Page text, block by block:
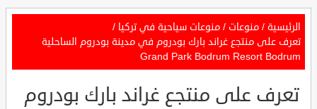
الرئيسية / منوعات / منوعات سياحية في تركيا /
تعرف على منتجع غراند بارك بودروم في مدينة بودروم الساحلية
Grand Park Bodrum Resort Bodrum
تعرف على منتجع غراند بارك بودروم